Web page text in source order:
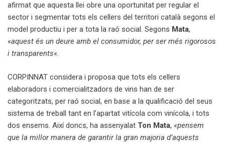
afirmat que aquesta llei obre una oportunitat per regular el
sector i segmentar tots els cellers del territori català segons el
model productiu i per a tota la raó social. Segons Mata,
«aquest és un deure amb el consumidor, per ser més rigorosos
i transparents«.
CORPINNAT considera i proposa que tots els cellers
elaboradors i comercialitzadors de vins han de ser
categoritzats, per raó social, en base a la qualificació del seus
sistema de treball tant en l’apartat vitícola com vinícola, i tots
dos ensems. Així doncs, ha assenyalat Ton Mata, «pensem
que la millor manera de garantir la gran majoria d’aquests